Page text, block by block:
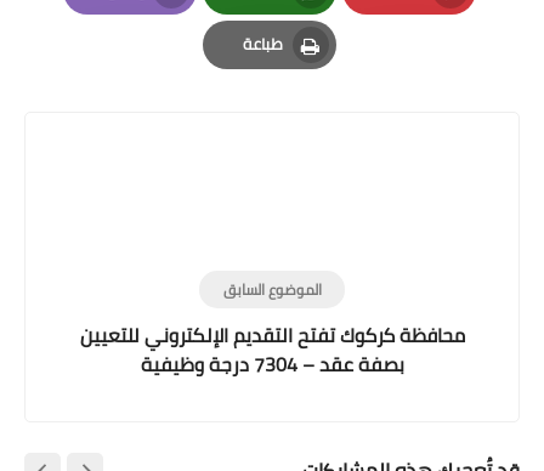
Pinterest
Whatsapp
Email
طباعة
Print
الموضوع السابق
محافظة كركوك تفتح التقديم الإلكتروني للتعيين
بصفة عقد – 7304 درجة وظيفية